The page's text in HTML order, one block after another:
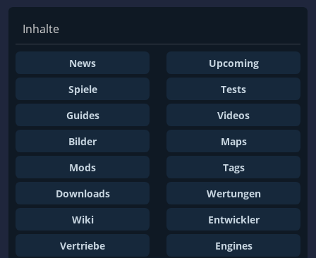
Inhalte
News
Upcoming
Spiele
Tests
Guides
Videos
Bilder
Maps
Mods
Tags
Downloads
Wertungen
Wiki
Entwickler
Vertriebe
Engines